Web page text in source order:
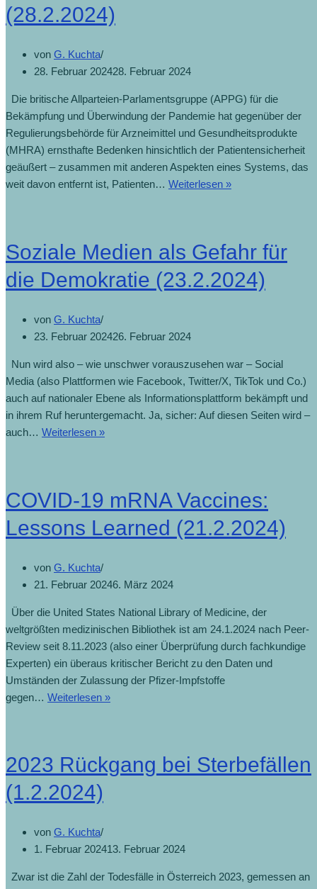
(28.2.2024)
von G. Kuchta
28. Februar 202428. Februar 2024
Die britische Allparteien-Parlamentsgruppe (APPG) für die
Bekämpfung und Überwindung der Pandemie hat gegenüber der
Regulierungsbehörde für Arzneimittel und Gesundheitsprodukte
(MHRA) ernsthafte Bedenken hinsichtlich der Patientensicherheit
geäußert – zusammen mit anderen Aspekten eines Systems, das
weit davon entfernt ist, Patienten… Weiterlesen »Kritischer
britischen
(28.2.2024)
Soziale Medien als Gefahr für
die Demokratie (23.2.2024)
von G. Kuchta
23. Februar 202426. Februar 2024
Nun wird also – wie unschwer vorauszusehen war – Social
Media (also Plattformen wie Facebook, Twitter/X, TikTok und Co.)
auch auf nationaler Ebene als Informationsplattform bekämpft und
in ihrem Ruf heruntergemacht. Ja, sicher: Auf diesen Seiten wird –
auch… Weiterlesen »Soziale
für
Demokratie
COVID-19 mRNA Vaccines:
Lessons Learned (21.2.2024)
von G. Kuchta
21. Februar 20246. März 2024
Über die United States National Library of Medicine, der
weltgrößten medizinischen Bibliothek ist am 24.1.2024 nach Peer-
Review seit 8.11.2023 (also einer Überprüfung durch fachkundige
Experten) ein überaus kritischer Bericht zu den Daten und
Umständen der Zulassung der Pfizer-Impfstoffe
gegen… Weiterlesen »COVID-
Lessons
2023 Rückgang bei Sterbefällen
(1.2.2024)
von G. Kuchta
1. Februar 202413. Februar 2024
Zwar ist die Zahl der Todesfälle in Österreich 2023, gemessen an